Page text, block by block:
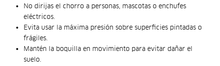
No dirijas el chorro a personas, mascotas o enchufes
eléctricos.
Evita usar la máxima presión sobre superficies pintadas o
frágiles.
Mantén la boquilla en movimiento para evitar dañar el
suelo.